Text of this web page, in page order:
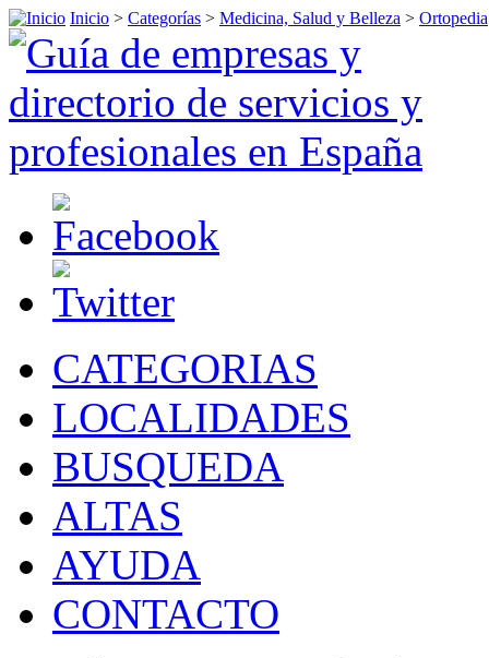
Inicio > Categorías > Medicina, Salud y Belleza > Ortopedia
CATEGORIAS
LOCALIDADES
BUSQUEDA
ALTAS
AYUDA
CONTACTO